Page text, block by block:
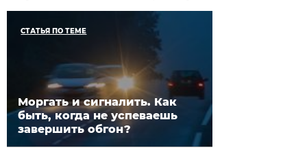
СТАТЬЯ ПО ТЕМЕ
Моргать и сигналить. Как
быть, когда не успеваешь
завершить обгон?